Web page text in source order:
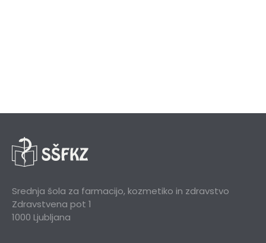
Srednja šola za farmacijo, kozmetiko in zdravstvo
Zdravstvena pot 1
1000 Ljubljana